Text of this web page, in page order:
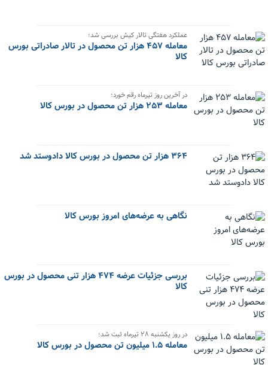
عملکرد هفتگی تالار کیش بررسی شد؛
معامله ۴۵۷ هزار تن محصول در تالار صادراتی بورس
کالا
در آخرین روز تیرماه رقم خورد؛
معامله ۲۵۳ هزار تن محصول در بورس کالا
۳۶۴ هزار تن محصول در بورس کالا دادوستد شد
نگاهی به عرضه‌های امروز بورس کالا
بررسی جزئیات عرضه ۴۷۴ هزار تنی محصول در بورس
کالا
در روز یکشنبه ۲۸ تیرماه ثبت شد؛
معامله ۱.۵ میلیون تن محصول در بورس کالا